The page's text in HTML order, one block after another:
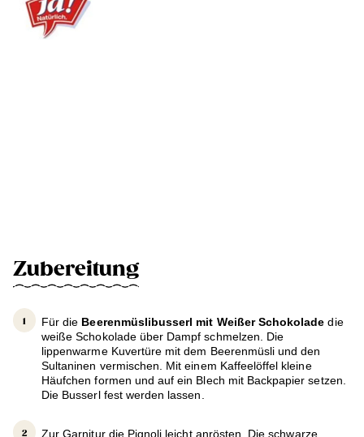
Zubereitung
Für die Beerenmüslibusserl mit Weißer Schokolade die
weiße Schokolade über Dampf schmelzen. Die
lippenwarme Kuvertüre mit dem Beerenmüsli und den
Sultaninen vermischen. Mit einem Kaffeelöffel kleine
Häufchen formen und auf ein Blech mit Backpapier setzen.
Die Busserl fest werden lassen.
Zur Garnitur die Pignoli leicht anrösten. Die schwarze